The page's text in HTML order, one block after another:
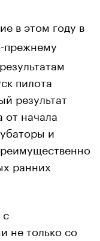
в этом году в
прежнему
пилота
результат
от начала
и
ранних
не только со